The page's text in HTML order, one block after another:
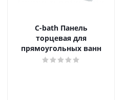
C-bath Панель
торцевая для
прямоугольных ванн